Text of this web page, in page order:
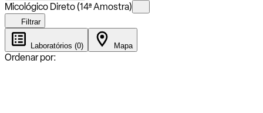
Micológico Direto (14ª Amostra)
Filtrar
Laboratórios (0) Mapa
Ordenar por: